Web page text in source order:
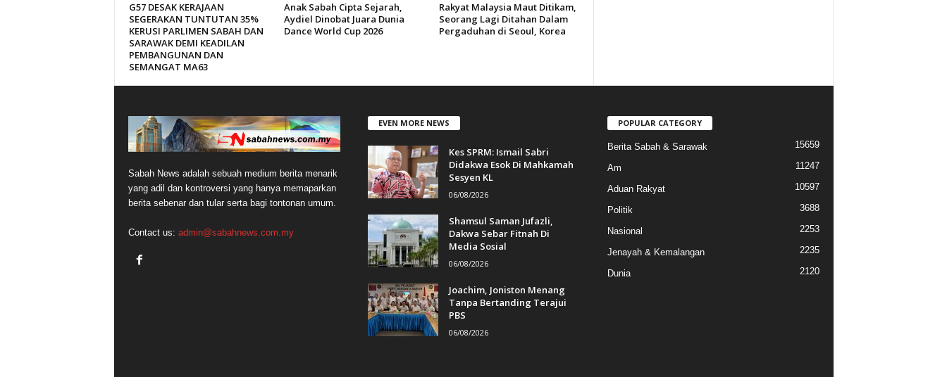
G57 DESAK KERAJAAN
SEGERAKAN TUNTUTAN 35%
KERUSI PARLIMEN SABAH DAN
SARAWAK DEMI KEADILAN
PEMBANGUNAN DAN
SEMANGAT MA63
Anak Sabah Cipta Sejarah,
Aydiel Dinobat Juara Dunia
Dance World Cup 2026
Rakyat Malaysia Maut Ditikam,
Seorang Lagi Ditahan Dalam
Pergaduhan di Seoul, Korea
Sabah News adalah sebuah medium berita menarik
yang adil dan kontroversi yang hanya memaparkan
berita sebenar dan tular serta bagi tontonan umum.
Contact us: admin@sabahnews.com.my
EVEN MORE NEWS
Kes SPRM: Ismail Sabri
Didakwa Esok Di Mahkamah
Sesyen KL
06/08/2026
Shamsul Saman Jufazli,
Dakwa Sebar Fitnah Di
Media Sosial
06/08/2026
Joachim, Joniston Menang
Tanpa Bertanding Terajui
PBS
06/08/2026
POPULAR CATEGORY
Berita Sabah & Sarawak 15659
Am 11247
Aduan Rakyat 10597
Politik 3688
Nasional 2253
Jenayah & Kemalangan 2235
Dunia 2120